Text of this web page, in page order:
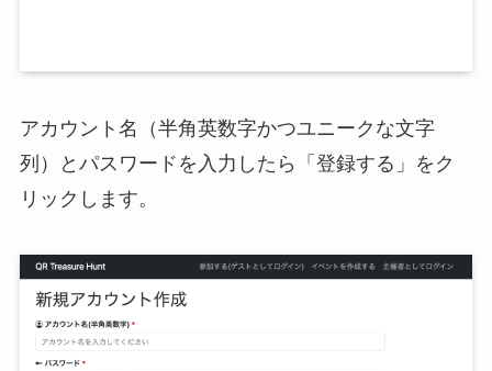
アカウント名（半角英数字かつユニークな文字
列）とパスワードを入力したら「登録する」をク
リックします。